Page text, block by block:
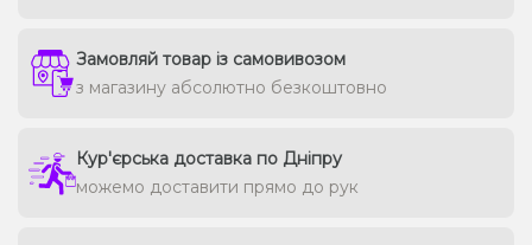
Замовляй товар із самовивозом
з магазину абсолютно безкоштовно
Кур'єрська доставка по Дніпру
можемо доставити прямо до рук